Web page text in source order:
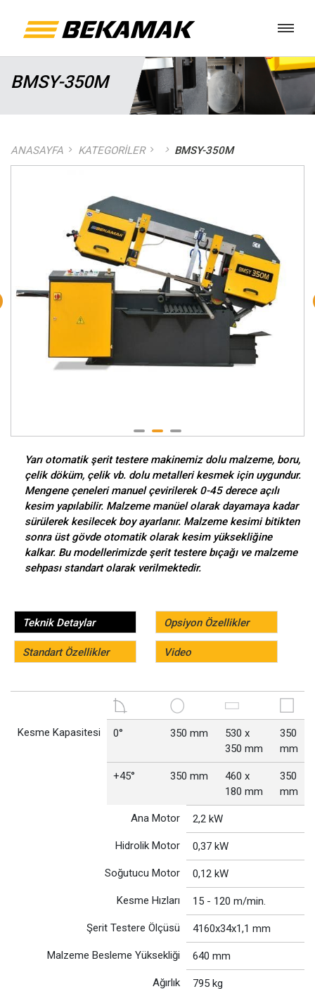
BMSY-350M
ANASAYFA KATEGORILER BMSY-350M
Yarı otomatik şerit testere makinemiz dolu malzeme, boru,
çelik döküm, çelik vb. dolu metalleri kesmek için uygundur.
Mengene çeneleri manuel çevirilerek 0-45 derece açılı
kesim yapılabilir. Malzeme manüel olarak dayamaya kadar
sürülerek kesilecek boy ayarlanır. Malzeme kesimi bitikten
sonra üst gövde otomatik olarak kesim yüksekliğine
kalkar. Bu modellerimizde şerit testere bıçağı ve malzeme
sehpası standart olarak verilmektedir.
Teknik Detaylar Opsiyon Özellikler
Standart Özellikler Video
Kesme Kapasitesi 0° 350 mm
530 x
350 mm
350
mm
+45° 350 mm
460 x
180 mm
350
mm
Ana Motor 2,2 kW
Hidrolik Motor 0,37 kW
Soğutucu Motor 0,12 kW
Kesme Hızları 15 - 120 m/min.
Şerit Testere Ölçüsü 4160x34x1,1 mm
Malzeme Besleme Yüksekliği 640 mm
Ağırlık 795 kg